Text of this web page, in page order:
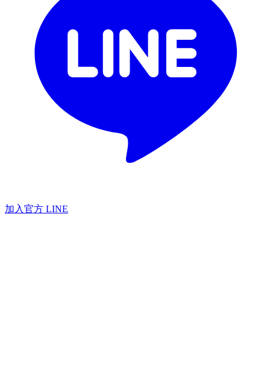
加入官方 LINE